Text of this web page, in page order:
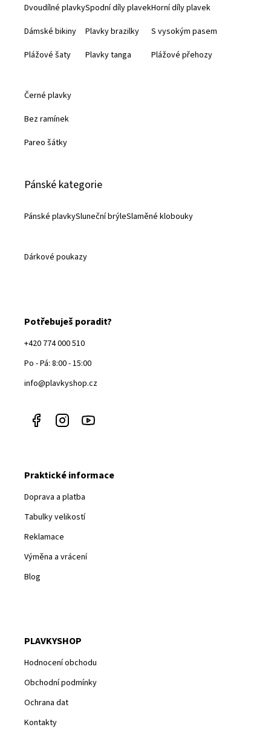
Dvoudílné plavky
Dámské bikiny
Plážové šaty
Spodní díly plavek
Plavky brazilky
Plavky tanga
Horní díly plavek
S vysokým pasem
Plážové přehozy
Černé plavky
Bez ramínek
Pareo šátky
Pánské kategorie
Pánské plavkySluneční brýleSlaměné klobouky
Dárkové poukazy
Potřebuješ poradit?
+420 774 000 510
Po - Pá: 8:00 - 15:00
info@plavkyshop.cz
Praktické informace
Doprava a platba
Tabulky velikostí
Reklamace
Výměna a vrácení
Blog
PLAVKYSHOP
Hodnocení obchodu
Obchodní podmínky
Ochrana dat
Kontakty